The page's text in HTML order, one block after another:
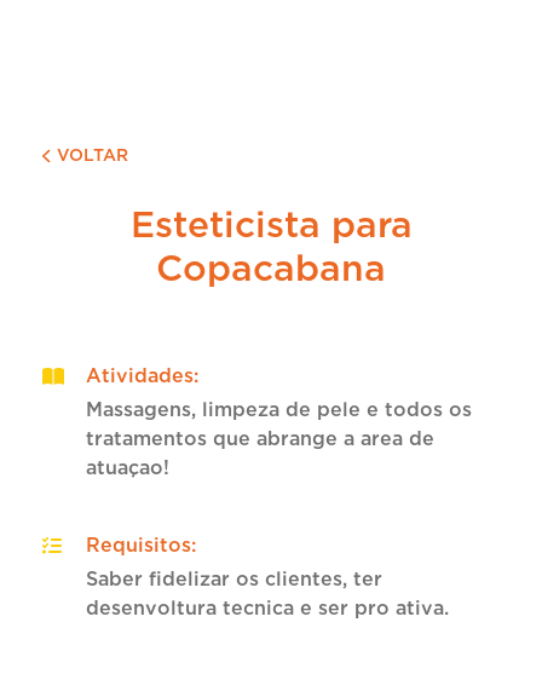
VOLTAR
Esteticista para
Copacabana
Atividades:
Massagens, limpeza de pele e todos os
tratamentos que abrange a area de
atuaçao!
Requisitos:
Saber fidelizar os clientes, ter
desenvoltura tecnica e ser pro ativa.